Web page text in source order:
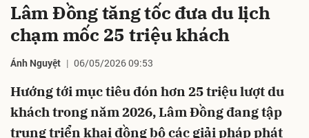
Lâm Đồng tăng tốc đưa du lịch
chạm mốc 25 triệu khách
Ánh Nguyệt 06/05/2026 09:53
Hướng tới mục tiêu đón hơn 25 triệu lượt du
khách trong năm 2026, Lâm Đồng đang tập
trung triển khai đồng bộ các giải pháp phát
Hủy Gửi